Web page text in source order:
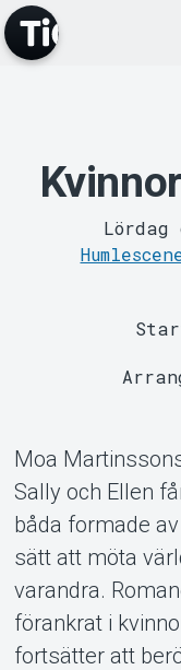
Lördag
Moa
Sally och Ellen
båda formade
sätt att möta
varandra.
förankrat i
fortsätter att